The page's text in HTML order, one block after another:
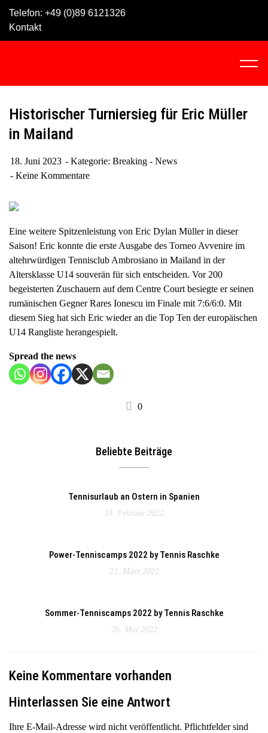
Telefon: +49 (0)89 6121326
Kontakt
C
c
Historischer Turniersieg für Eric Müller
in Mailand
18. Juni 2023 Kategorie: Breaking - News
Keine Kommentare
Eine weitere Spitzenleistung von Eric Dylan Müller in dieser
Saison! Eric konnte die erste Ausgabe des Torneo Avvenire im
altehrwürdigen Tennisclub Ambrosiano in Mailand in der
Altersklasse U14 souverän für sich entscheiden. Vor 200
begeisterten Zuschauern auf dem Centre Court besiegte er seinen
rumänischen Gegner Rares Ionescu im Finale mit 7:6/6:0. Mit
diesem Sieg hat sich Eric wieder an die Top Ten der europäischen
U14 Rangliste herangespielt.
Spread the news
0
Beliebte Beiträge
Tennisurlaub an Ostern in Spanien
19. Februar 2022
Power-Tenniscamps 2022 by Tennis Raschke
23. März 2022
Sommer-Tenniscamps 2022 by Tennis Raschke
26. Mai 2022
Keine Kommentare vorhanden
Hinterlassen Sie eine Antwort
Ihre E-Mail-Adresse wird nicht veröffentlicht. Pflichtfelder sind